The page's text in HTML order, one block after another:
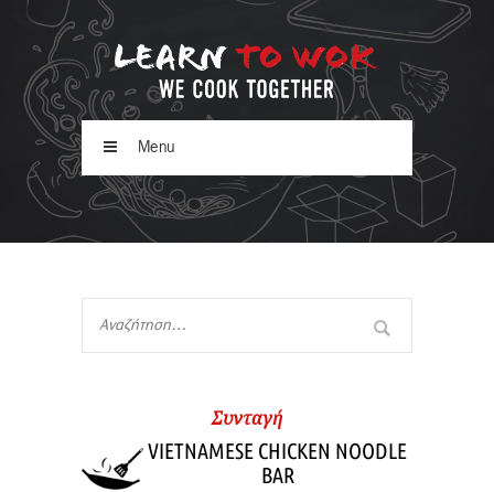
Menu
Συνταγή
VIETNAMESE CHICKEN NOODLE
BAR